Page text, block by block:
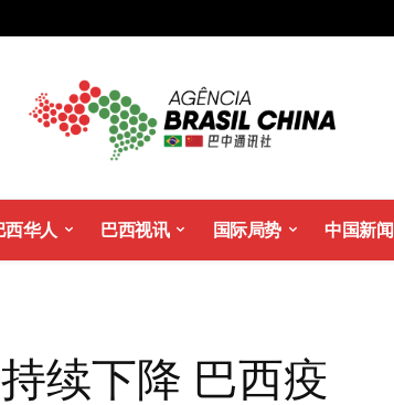
西华人 巴西视讯 国际局势 中国新闻
续下降 巴西疫